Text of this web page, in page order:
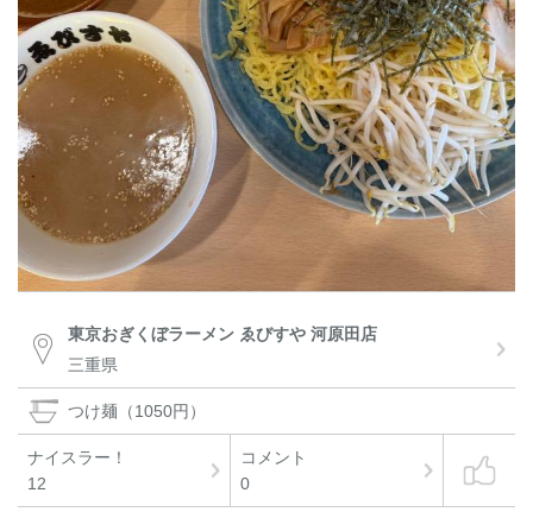
東京おぎくぼラーメン ゑびすや 河原田店
三重県
つけ麺（1050円）
ナイスラー！
12
コメント
0